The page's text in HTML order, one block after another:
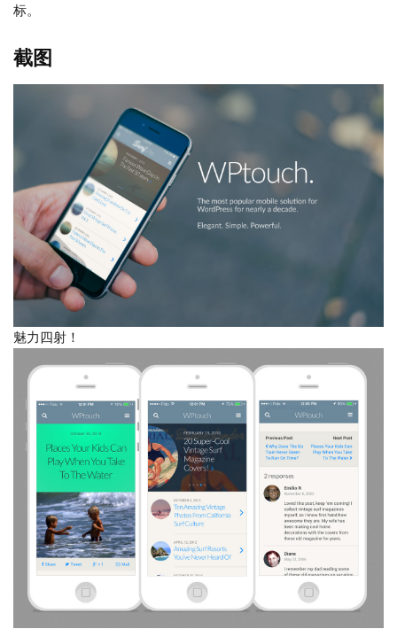
标。
截图
魅力四射！